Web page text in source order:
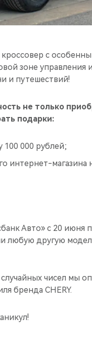
с
зоне управления
и путешествий!
не только
подарки:
100 000 рублей;
интернет-магазина
Авто» с 20 июня
любую другую
чисел мы
бренда CHERY.